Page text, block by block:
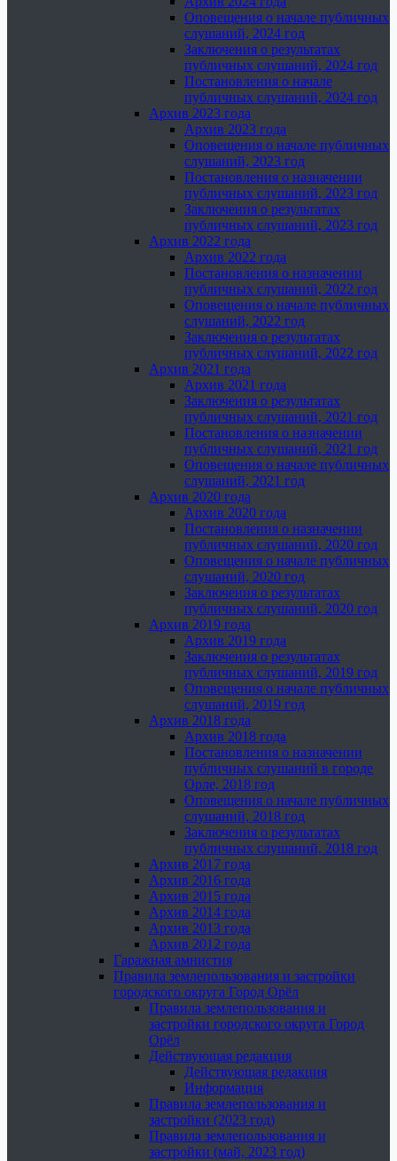
Оповещения о начале публичных
слушаний, 2024 год
Заключения о результатах
публичных слушаний, 2024 год
Постановления о начале
публичных слушаний, 2024 год
Архив 2023 года
Архив 2023 года
Оповещения о начале публичных
слушаний, 2023 год
Постановления о назначении
публичных слушаний, 2023 год
Заключения о результатах
публичных слушаний, 2023 год
Архив 2022 года
Архив 2022 года
Постановления о назначении
публичных слушаний, 2022 год
Оповещения о начале публичных
слушаний, 2022 год
Заключения о результатах
публичных слушаний, 2022 год
Архив 2021 года
Архив 2021 года
Заключения о результатах
публичных слушаний, 2021 год
Постановления о назначении
публичных слушаний, 2021 год
Оповещения о начале публичных
слушаний, 2021 год
Архив 2020 года
Архив 2020 года
Постановления о назначении
публичных слушаний, 2020 год
Оповещения о начале публичных
слушаний, 2020 год
Заключения о результатах
публичных слушаний, 2020 год
Архив 2019 года
Архив 2019 года
Заключения о результатах
публичных слушаний, 2019 год
Оповещения о начале публичных
слушаний, 2019 год
Архив 2018 года
Архив 2018 года
Постановления о назначении
публичных слушаний в городе
Орле, 2018 год
Оповещения о начале публичных
слушаний, 2018 год
Заключения о результатах
публичных слушаний, 2018 год
Архив 2017 года
Архив 2016 года
Архив 2015 года
Архив 2014 года
Архив 2013 года
Архив 2012 года
Гаражная амнистия
Правила землепользования и застройки
городского округа Город Орёл
Правила землепользования и
застройки городского округа Город
Орёл
Действующая редакция
Действующая редакция
Информация
Правила землепользования и
застройки (2023 год)
Правила землепользования и
застройки (май, 2023 год)